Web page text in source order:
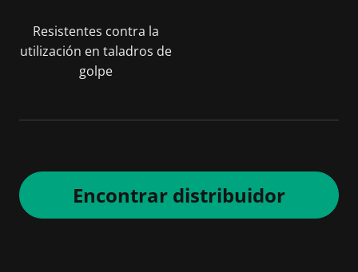
Resistentes contra la
utilización en taladros de
golpe
Encontrar distribuidor